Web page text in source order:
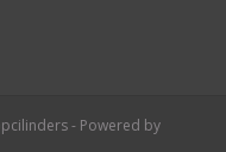
- Powered by